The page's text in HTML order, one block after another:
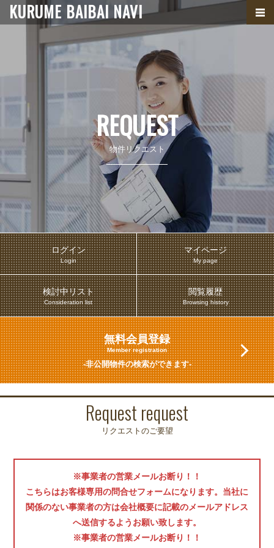
KURUME BAIBAI NAVI
REQUEST
物件リクエスト
ログイン
Login
マイページ
My page
検討中リスト
Consideration list
閲覧履歴
Browsing history
無料会員登録
Member registration
-非公開物件の検索ができます-
Request request
リクエストのご要望
※事業者の営業メールお断り！！
こちらはお客様専用の問合せフォームになります。当社に
関係のない事業者の方は会社概要に記載のメールアドレス
へ送信するようお願い致します。
※事業者の営業メールお断り！！